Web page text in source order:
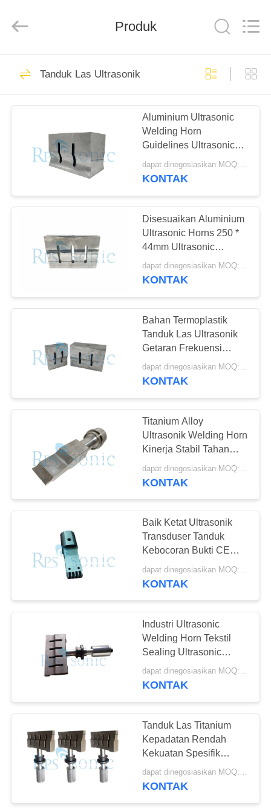
RUMAH
PRODUK
TENTANG
KAMI
TUR
KONTROL
HUBUNGI
BERITA
KASUS
SITEMAP
KEBIJAKAN
PRIVASI
Ltd..
Alat Las Ultrasonik
101
pengelasan
transduser
51
Ultrasonik
pengelasan
converter
Power supply
ultrasonik
40
Tanduk Las
Ultrasonik
Perangkat
Pemotong
Ultrasonik
90
Produk
Tanduk Las Ultrasonik
Aluminium Ultrasonic
Welding Horn
Guidelines Ultrasonic
Air Horn
dapat dinegosiasikan MOQ:1pcs
KONTAK
Disesuaikan Aluminium
Ultrasonic Horns 250 *
44mm Ultrasonic
Transducer Horn
dapat dinegosiasikan MOQ:1pcs
KONTAK
Bahan Termoplastik
Tanduk Las Ultrasonik
Getaran Frekuensi
Tinggi
dapat dinegosiasikan MOQ:1pcs
KONTAK
Titanium Alloy
Ultrasonik Welding Horn
Kinerja Stabil Tahan
Korosi
KONTAK
Baik Ketat Ultrasonik
Transduser Tanduk
Kebocoran Bukti CE
Bersertifikat
dapat dinegosiasikan MOQ:1pcs
KONTAK
Industri Ultrasonic
Welding Horn Tekstil
Sealing Ultrasonic
Transducer Horn
dapat dinegosiasikan MOQ:1pcs
KONTAK
Tanduk Las Titanium
Kepadatan Rendah
Kekuatan Spesifik
Tinggi TC4
dapat dinegosiasikan MOQ:1pcs
KONTAK